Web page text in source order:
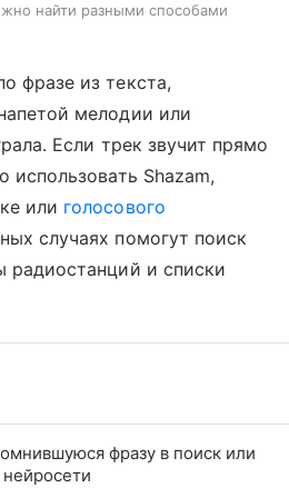
найти разными способами
фразе из текста,
мелодии или
Если трек звучит прямо
использовать Shazam,
или голосового
случаях помогут поиск
радиостанций и списки
фразу в поиск или
нейросети